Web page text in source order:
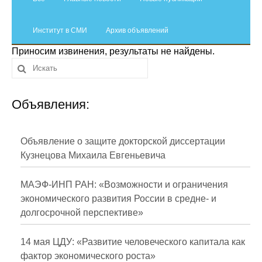
Сотрудники
Отчетность
Противодействие коррупции
Проблемы прогнозирования
О журнале
Номера журналов
Институт в СМИ Архив объявлений
Приносим извинения, результаты не найдены.
Объявления:
Объявление о защите докторской диссертации
Кузнецова Михаила Евгеньевича
МАЭФ-ИНП РАН: «Возможности и ограничения
экономического развития России в средне- и
долгосрочной перспективе»
14 мая ЦДУ: «Развитие человеческого капитала как
фактор экономического роста»